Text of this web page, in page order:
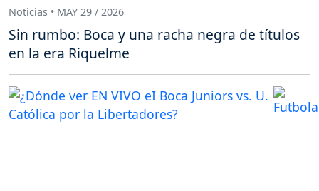
Noticias • MAY 29 / 2026
Sin rumbo: Boca y una racha negra de títulos
en la era Riquelme